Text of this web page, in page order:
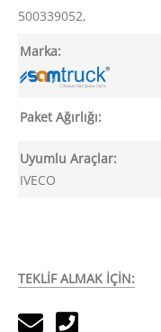
500339052,
Marka:
Paket Ağırlığı:
Uyumlu Araçlar:
IVECO
TEKLİF ALMAK İÇİN: